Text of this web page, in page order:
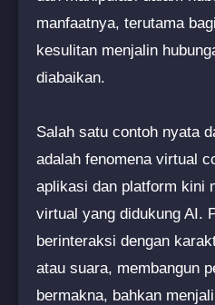
manfaatnya, terutama
kesulitan menjalin
diabaikan.
Salah satu contoh nyata
adalah fenomena virtual
aplikasi dan platform kini
virtual yang didukung AI.
berinteraksi dengan
atau suara, membangun
bermakna, bahkan